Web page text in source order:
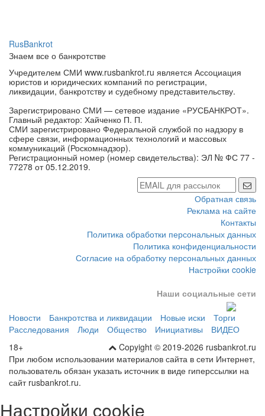
Знаем все о банкротстве
Учредителем СМИ www.rusbankrot.ru является Ассоциация
юристов и юридических компаний по регистрации,
ликвидации, банкротству и судебному представительству.
Зарегистрировано СМИ — сетевое издание «РУСБАНКРОТ».
Главный редактор: Хайченко П. П.
СМИ зарегистрировано Федеральной службой по надзору в
сфере связи, информационных технологий и массовых
коммуникаций (Роскомнадзор).
Регистрационный номер (номер свидетельства): ЭЛ № ФС 77 -
77278 от 05.12.2019.
Обратная связь
Реклама на сайте
Контакты
Политика обработки персональных данных
Политика конфиденциальности
Согласие на обработку персональных данных
Настройки cookie
Торги
Расследования
Люди Общество Инициативы
ВИДЕО
Copyight © 2019-2026 rusbankrot.ru
18+
При любом использовании материалов сайта в сети Интернет,
пользователь обязан указать источник в виде гиперссылки на
сайт rusbankrot.ru.
Настройки cookie